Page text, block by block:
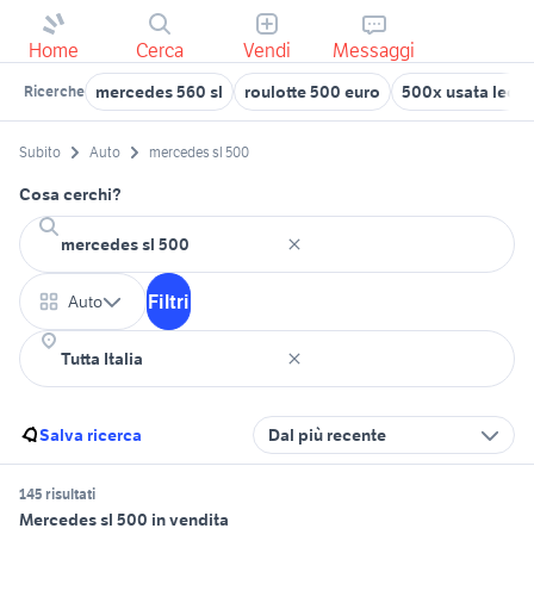
Home Cerca Vendi Messaggi
Ricerche mercedes 560 sl roulotte 500 euro 500x usata lecce
Subito Auto mercedes sl 500
Cosa cerchi?
Auto Filtri
Salva ricerca Dal più recente
145 risultati
Mercedes sl 500 in vendita